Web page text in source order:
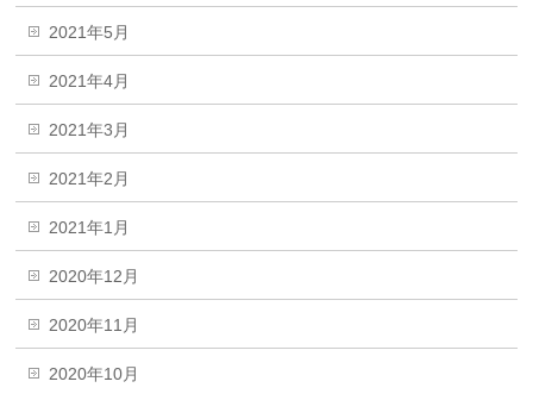
2021年5月
2021年4月
2021年3月
2021年2月
2021年1月
2020年12月
2020年11月
2020年10月